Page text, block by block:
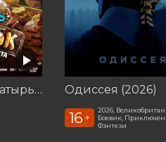
Последний богатырь. Колобок Одиссея (2026)
16 +
2026,
Боевик,
Фэнтези